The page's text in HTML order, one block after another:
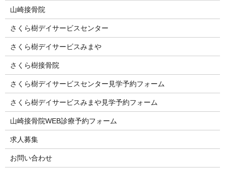
山崎接骨院
さくら樹デイサービスセンター
さくら樹デイサービスみまや
さくら樹接骨院
さくら樹デイサービスセンター見学予約フォーム
さくら樹デイサービスみまや見学予約フォーム
山崎接骨院WEB診療予約フォーム
求人募集
お問い合わせ